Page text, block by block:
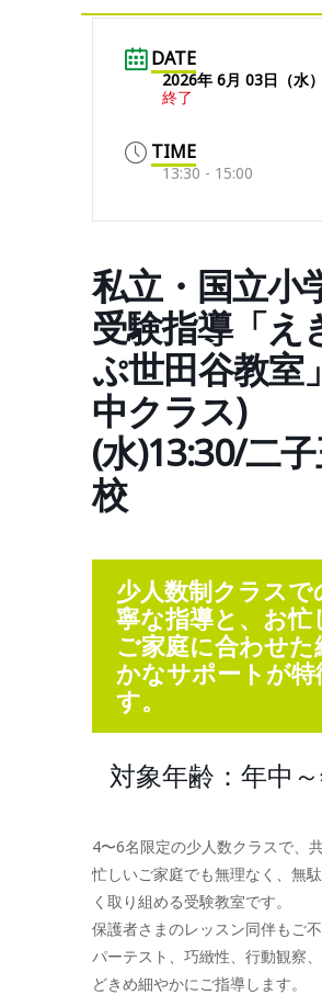
DATE
2026年 6月 03日（水）
終了
TIME
13:30 - 15:00
私立・国立小
受験指導「え
ぷ世田谷教室
中クラス)
(水)13:30/二
校
少人数制クラスで
寧な指導と、お忙
ご家庭に合わせた
かなサポートが特
す。
対象年齢：年中
4〜6名限定の少人数クラスで、
忙しいご家庭でも無理なく、無
く取り組める受験教室です。
保護者さまのレッスン同伴もご
パーテスト、巧緻性、行動観察
どきめ細やかにご指導します。